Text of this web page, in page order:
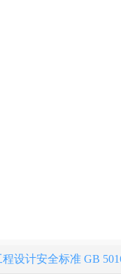
设计安全标准 GB